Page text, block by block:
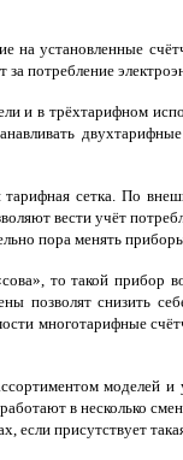
на установленные
потребление
и в трёхтарифном
сетка. По
вести учёт
пора менять
то такой прибор
позволят снизить
многотарифные
моделей и
в несколько
если присутствует